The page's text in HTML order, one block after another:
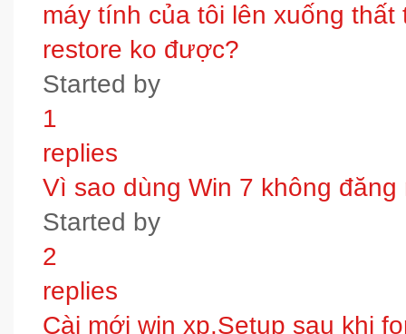
máy tính của tôi lên xuống
restore ko được?
Started by
1
replies
Vì sao dùng Win 7 không
Started by
2
replies
Cài mới win xp.Setup sau khi